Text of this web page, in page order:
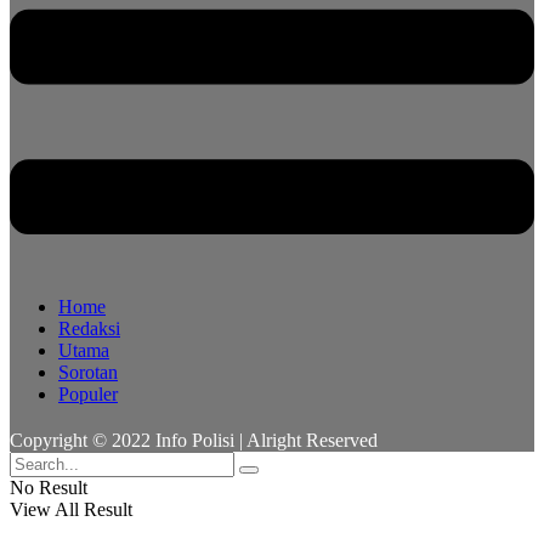
Home
Redaksi
Utama
Sorotan
Populer
Copyright © 2022 Info Polisi | Alright Reserved
No Result
View All Result